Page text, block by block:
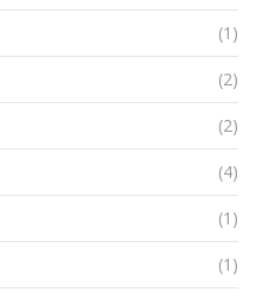
(1)
(2)
(2)
(4)
(1)
(1)